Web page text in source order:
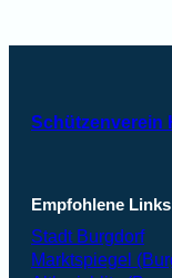
Schützenverein
Empfohlene Links
Stadt Burgdorf
Marktspiegel